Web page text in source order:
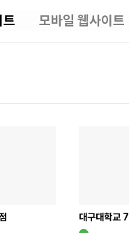
트 모바일 웹사이트